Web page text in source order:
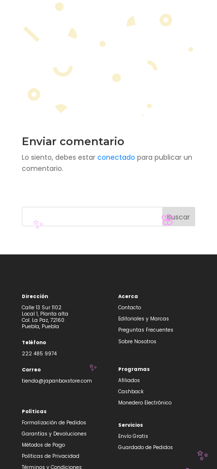
Enviar comentario
Lo siento, debes estar conectado para publicar un
comentario.
Buscar
Dirección
Calle 13 Sur 1102
Local 1, Planta alta
Col. La Paz, 72160
Puebla, Puebla
Teléfono
222 485 9974
Correo
tienda@japanboxstore.com
Políticas
Formalización de Pedidos
Garantías y Devoluciones
Métodos de Pago
Políticas de Privacidad
Términos y Condiciones
Acerca
Contacto
Editoriales y Marcas
Preguntas Frecuentes
Sobre Nosotros
Programas
Afiliados
Cashback
Monedero Electrónico
Servicios
Envío Gratis
Guardado de Pedidos
🌸
✨